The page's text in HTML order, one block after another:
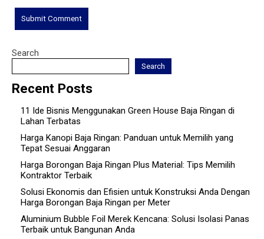
Search
Search
Recent Posts
11 Ide Bisnis Menggunakan Green House Baja Ringan di
Lahan Terbatas
Harga Kanopi Baja Ringan: Panduan untuk Memilih yang
Tepat Sesuai Anggaran
Harga Borongan Baja Ringan Plus Material: Tips Memilih
Kontraktor Terbaik
Solusi Ekonomis dan Efisien untuk Konstruksi Anda Dengan
Harga Borongan Baja Ringan per Meter
Aluminium Bubble Foil Merek Kencana: Solusi Isolasi Panas
Terbaik untuk Bangunan Anda